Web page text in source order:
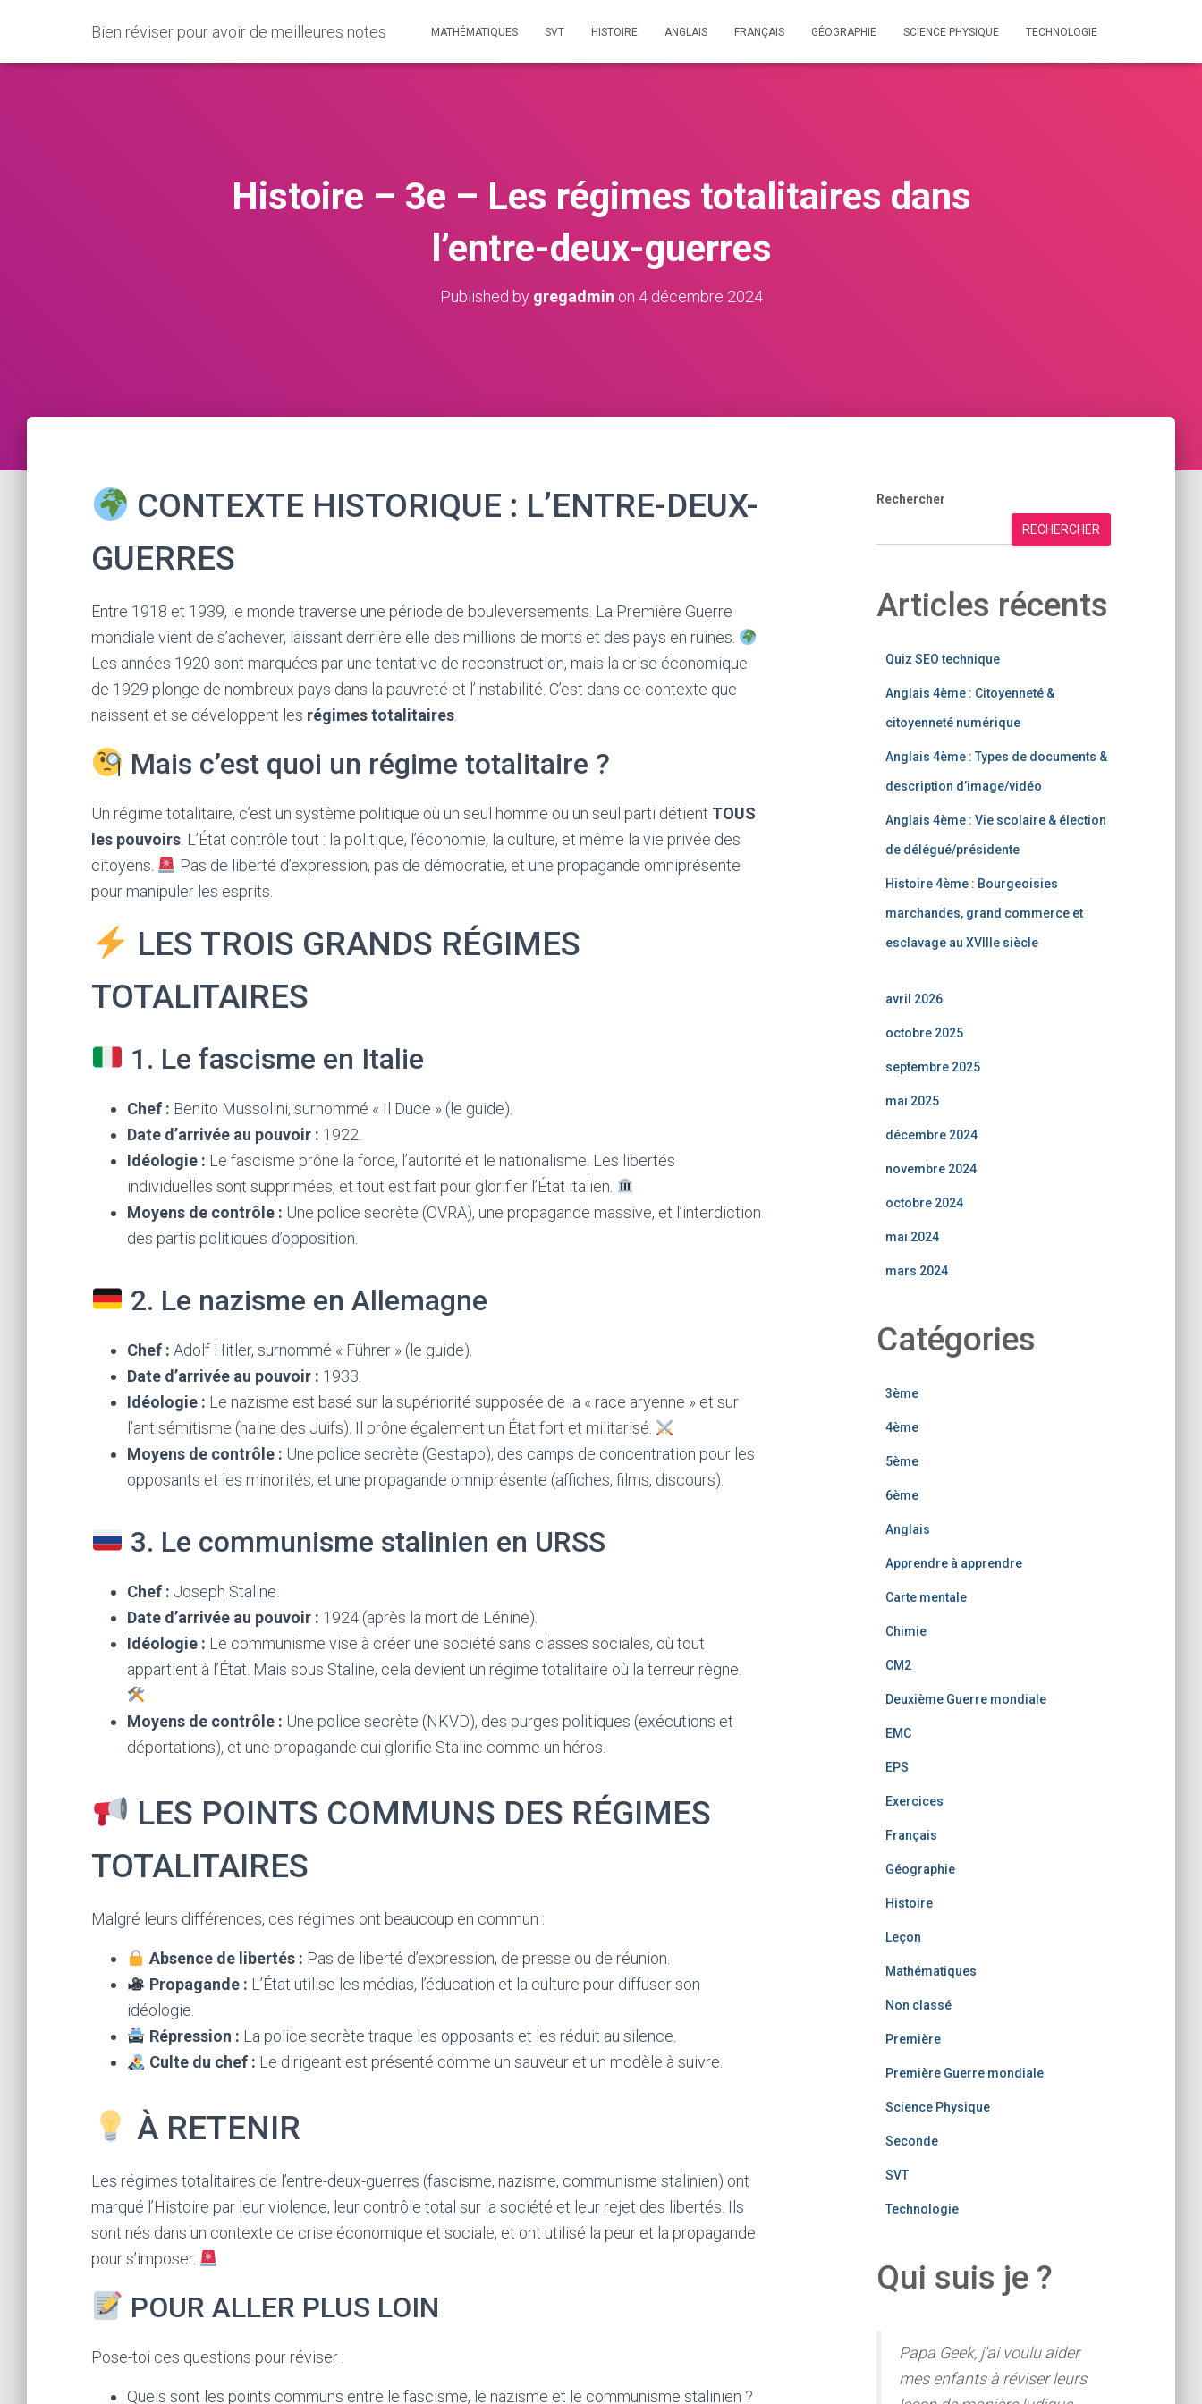
Bien réviser pour avoir de meilleures notes MATHÉMATIQUES SVT HISTOIRE ANGLAIS FRANÇAIS GÉOGRAPHIE SCIENCE PHYSIQUE TECHNOLOGIE
Histoire – 3e – Les régimes totalitaires dans
l’entre-deux-guerres
Published by gregadmin on 4 décembre 2024
CONTEXTE HISTORIQUE : L’ENTRE-DEUX-
GUERRES
Entre 1918 et 1939, le monde traverse une période de bouleversements. La Première Guerre
mondiale vient de s’achever, laissant derrière elle des millions de morts et des pays en ruines.
Les années 1920 sont marquées par une tentative de reconstruction, mais la crise économique
de 1929 plonge de nombreux pays dans la pauvreté et l’instabilité. C’est dans ce contexte que
naissent et se développent les régimes totalitaires
Mais c’est quoi un régime totalitaire ?
Un régime totalitaire, c’est un système politique où un seul homme ou un seul parti détient TOUS
les pouvoirs . L’État contrôle tout : la politique, l’économie, la culture, et même la vie privée des
citoyens.
Pas de liberté d’expression, pas de démocratie, et une propagande omniprésente
pour manipuler les esprits.
LES TROIS GRANDS RÉGIMES
TOTALITAIRES
1. Le fascisme en Italie
Chef : Benito Mussolini, surnommé « Il Duce » (le guide).
Date d’arrivée au pouvoir : 1922.
Idéologie : Le fascisme prône la force, l’autorité et le nationalisme. Les libertés
individuelles sont supprimées, et tout est fait pour glorifier l’État italien.
Moyens de contrôle : Une police secrète (OVRA), une propagande massive, et l’interdiction
des partis politiques d’opposition.
2. Le nazisme en Allemagne
Chef : Adolf Hitler, surnommé « Führer » (le guide).
Date d’arrivée au pouvoir : 1933.
Idéologie : Le nazisme est basé sur la supériorité supposée de la « race aryenne » et sur
l’antisémitisme (haine des Juifs). Il prône également un État fort et militarisé.
Moyens de contrôle : Une police secrète (Gestapo), des camps de concentration pour les
opposants et les minorités, et une propagande omniprésente (affiches, films, discours).
3. Le communisme stalinien en URSS
Chef : Joseph Staline.
Date d’arrivée au pouvoir : 1924 (après la mort de Lénine).
Idéologie : Le communisme vise à créer une société sans classes sociales, où tout
appartient à l’État. Mais sous Staline, cela devient un régime totalitaire où la terreur règne.
Moyens de contrôle : Une police secrète (NKVD), des purges politiques (exécutions et
déportations), et une propagande qui glorifie Staline comme un héros.
LES POINTS COMMUNS DES RÉGIMES
TOTALITAIRES
Malgré leurs différences, ces régimes ont beaucoup en commun :
Absence de libertés : Pas de liberté d’expression, de presse ou de réunion.
Propagande : L’État utilise les médias, l’éducation et la culture pour diffuser son
idéologie.
Répression : La police secrète traque les opposants et les réduit au silence.
Culte du chef : Le dirigeant est présenté comme un sauveur et un modèle à suivre.
À RETENIR
Les régimes totalitaires de l’entre-deux-guerres (fascisme, nazisme, communisme stalinien) ont
marqué l’Histoire par leur violence, leur contrôle total sur la société et leur rejet des libertés. Ils
sont nés dans un contexte de crise économique et sociale, et ont utilisé la peur et la propagande
pour s’imposer.
POUR ALLER PLUS LOIN
Pose-toi ces questions pour réviser :
Quels sont les points communs entre le fascisme, le nazisme et le communisme stalinien ?
Rechercher
RECHERCHER
Articles récents
Quiz SEO technique
Anglais 4ème : Citoyenneté &
citoyenneté numérique
Anglais 4ème : Types de documents &
description d’image/vidéo
Anglais 4ème : Vie scolaire & élection
de délégué/présidente
Histoire 4ème : Bourgeoisies
marchandes, grand commerce et
esclavage au XVIIIe siècle
avril 2026
octobre 2025
septembre 2025
mai 2025
décembre 2024
novembre 2024
octobre 2024
mai 2024
mars 2024
Catégories
3ème
4ème
5ème
6ème
Anglais
Apprendre à apprendre
Carte mentale
Chimie
CM2
Deuxième Guerre mondiale
EMC
EPS
Exercices
Français
Géographie
Histoire
Leçon
Mathématiques
Non classé
Première
Première Guerre mondiale
Science Physique
Seconde
SVT
Technologie
Qui suis je ?
Papa Geek, j'ai voulu aider
mes enfants à réviser leurs